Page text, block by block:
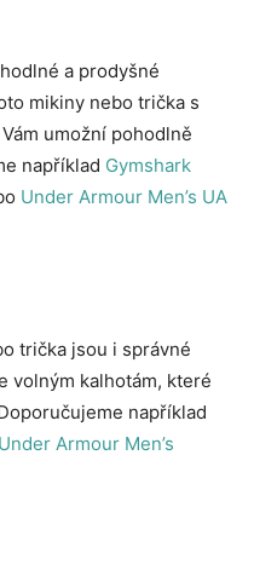
a prodyšné
mikiny nebo trička s
umožní pohodlně
například Gymshark
Under Armour Men’s UA
trička jsou i správné
volným kalhotám, které
například
Under Armour Men’s